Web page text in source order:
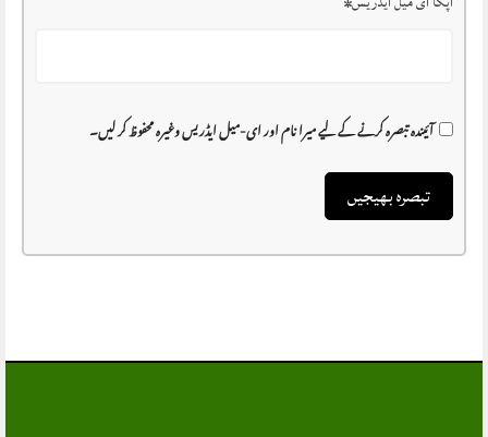
آئیندہ تبصرہ کرنے کے لیے میرا نام اور ای-میل ایڈریس وغیرہ محفوظ کر لیں۔